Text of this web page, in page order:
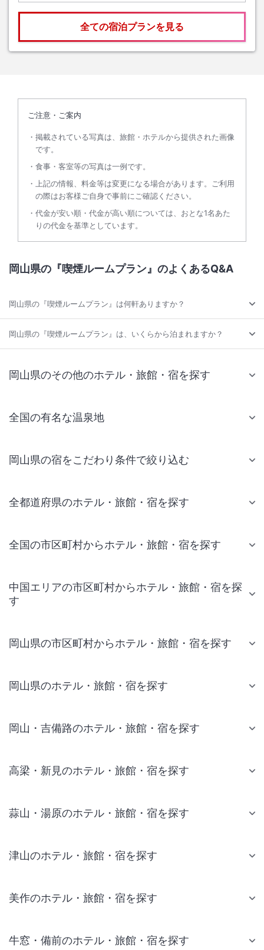
全ての宿泊プランを見る
ご注意・ご案内
掲載されている写真は、旅館・ホテルから提供された画像
です。
食事・客室等の写真は一例です。
上記の情報、料金等は変更になる場合があります。ご利用
の際はお客様ご自身で事前にご確認ください。
代金が安い順・代金が高い順については、おとな1名あた
りの代金を基準としています。
岡山県の『喫煙ルームプラン』のよくあるQ&A
岡山県の『喫煙ルームプラン』は何軒ありますか？
岡山県の『喫煙ルームプラン』は、いくらから泊まれますか？
岡山県のその他のホテル・旅館・宿を探す
全国の有名な温泉地
岡山県の宿をこだわり条件で絞り込む
全都道府県のホテル・旅館・宿を探す
全国の市区町村からホテル・旅館・宿を探す
中国エリアの市区町村からホテル・旅館・宿を探
す
岡山県の市区町村からホテル・旅館・宿を探す
岡山県のホテル・旅館・宿を探す
岡山・吉備路のホテル・旅館・宿を探す
高梁・新見のホテル・旅館・宿を探す
蒜山・湯原のホテル・旅館・宿を探す
津山のホテル・旅館・宿を探す
美作のホテル・旅館・宿を探す
牛窓・備前のホテル・旅館・宿を探す